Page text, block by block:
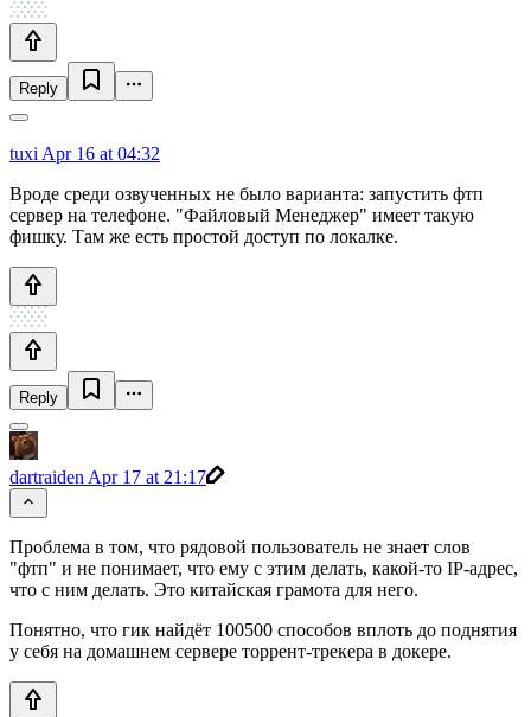
Reply
tuxi Apr 16 at 04:32
Вроде среди озвученных не было варианта: запустить фтп
сервер на телефоне. "Файловый Менеджер" имеет такую
фишку. Там же есть простой доступ по локалке.
Reply
dartraiden Apr 17 at 21:17
Проблема в том, что рядовой пользователь не знает слов
"фтп" и не понимает, что ему с этим делать, какой-то IP-адрес,
что с ним делать. Это китайская грамота для него.
Понятно, что гик найдёт 100500 способов вплоть до поднятия
у себя на домашнем сервере торрент-трекера в докере.